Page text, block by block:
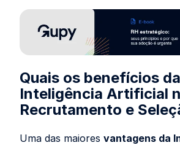
Quais os benefícios da
Inteligência Artificial
Recrutamento e
Uma das maiores vantagens da